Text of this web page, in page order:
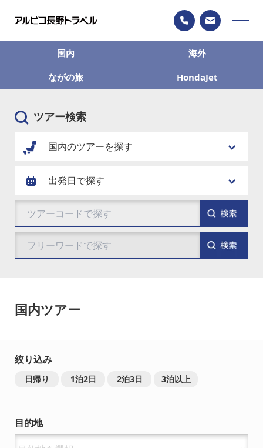
国内 海外
ながの旅 HondaJet
ツアー検索
国内のツアーを探す
国内ツアー
絞り込み
日帰り 1泊2日 2泊3日 3泊以上
目的地